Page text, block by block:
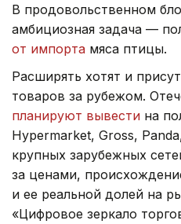
В продовольственном
амбициозная задача —
от импорта мяса птицы.
Расширять хотят и
товаров за рубежом.
планируют вывести на
Hypermarket, Gross,
крупных зарубежных
за ценами,
и ее реальной долей на
«Цифровое зеркало